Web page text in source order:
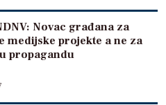
Novac građana za
medijske projekte a ne za
propagandu